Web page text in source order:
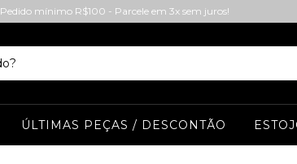
Pedido mínimo R$100 - Parcele em 3x sem juros!
ÚLTIMAS PEÇAS / DESCONTÃO